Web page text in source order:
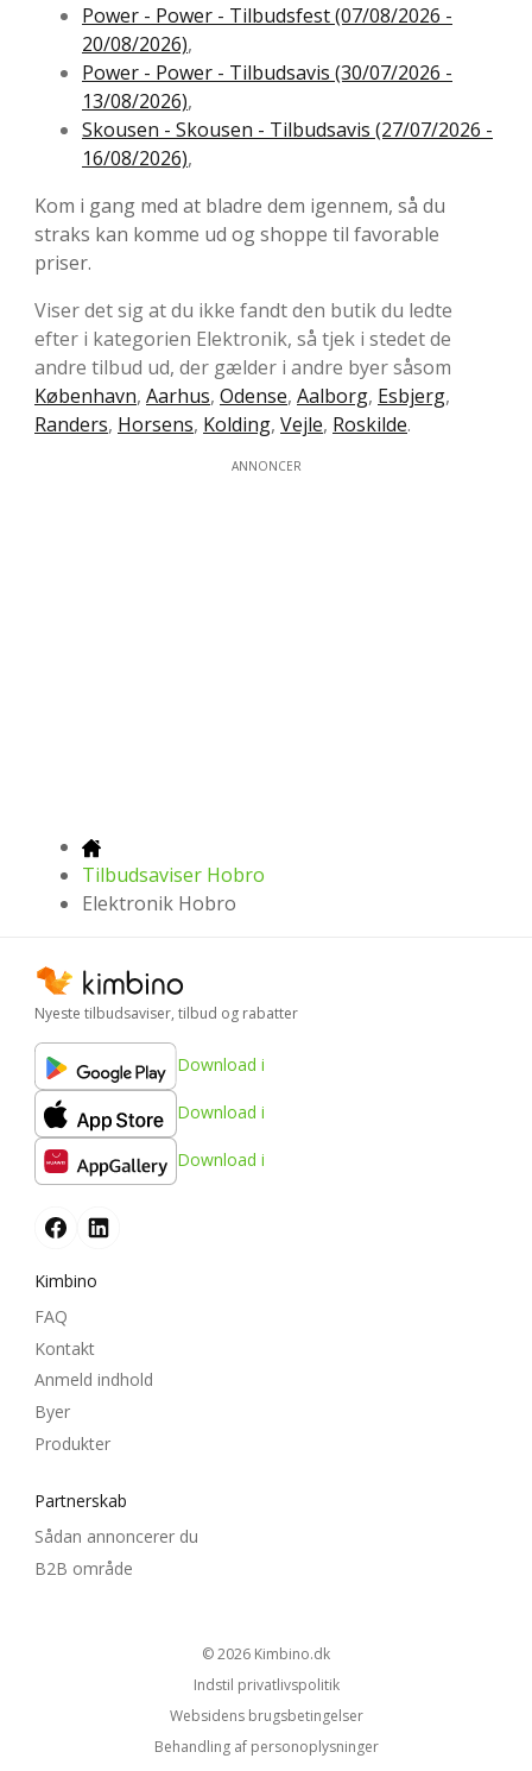
Power - Power - Tilbudsfest (07/08/2026 -
20/08/2026),
Power - Power - Tilbudsavis (30/07/2026 -
13/08/2026),
Skousen - Skousen - Tilbudsavis (27/07/2026 -
16/08/2026),
Kom i gang med at bladre dem igennem, så du
straks kan komme ud og shoppe til favorable
priser.
Viser det sig at du ikke fandt den butik du ledte
efter i kategorien Elektronik, så tjek i stedet de
andre tilbud ud, der gælder i andre byer såsom
København, Aarhus, Odense, Aalborg, Esbjerg,
Randers, Horsens, Kolding, Vejle, Roskilde.
ANNONCER
Tilbudsaviser Hobro
Elektronik Hobro
Nyeste tilbudsaviser, tilbud og rabatter
Download i
Download i
Download i
Kimbino
FAQ
Kontakt
Anmeld indhold
Byer
Produkter
Partnerskab
Sådan annoncerer du
B2B område
© 2026
kimbino.dk
Indstil privatlivspolitik
Websidens brugsbetingelser
Behandling af personoplysninger